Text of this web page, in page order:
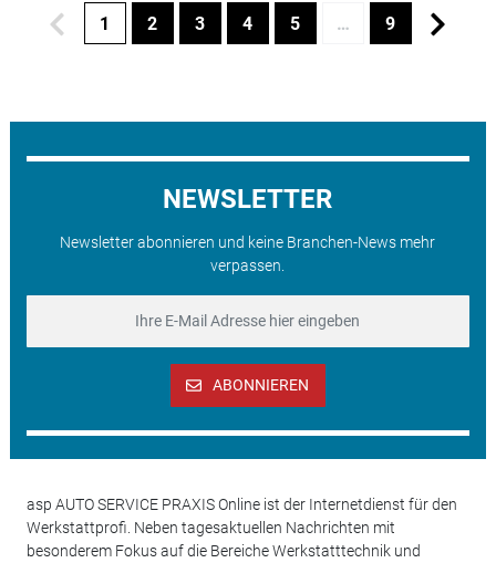
1 2 3 4 5 … 9
NEWSLETTER
Newsletter abonnieren und keine Branchen-News mehr
verpassen.
ABONNIEREN
asp AUTO SERVICE PRAXIS Online ist der Internetdienst für den
Werkstattprofi. Neben tagesaktuellen Nachrichten mit
besonderem Fokus auf die Bereiche Werkstatttechnik und